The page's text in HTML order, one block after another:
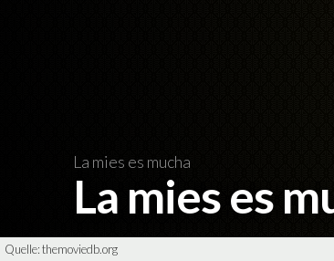
La mies es mucha
La mies es
Quelle:themoviedb.org